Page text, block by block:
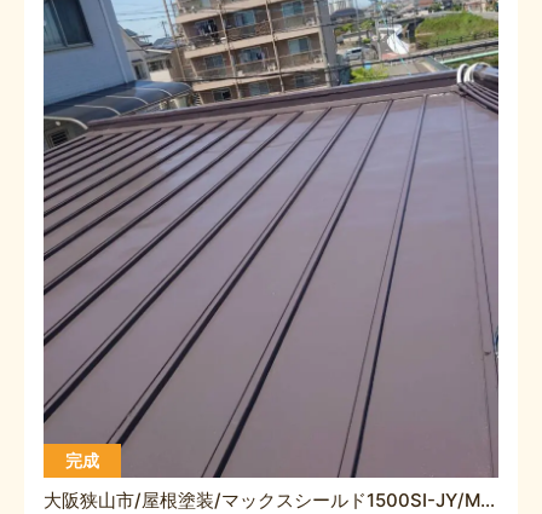
完成
大阪狭山市/屋根塗装/マックスシールド1500SI-JY/M様/施工事例